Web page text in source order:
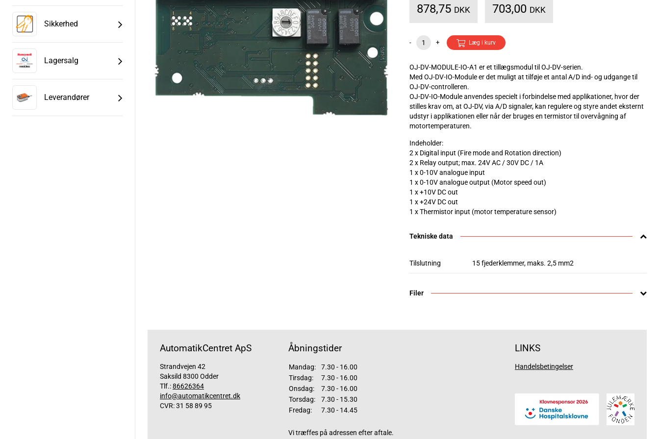
Sikkerhed
Lagersalg
Leverandører
878,75 DKK 703,00 DKK
- + Læg i kurv
OJ-DV-MODULE-IO-A1 er et tillægsmodul til OJ-DV-serien.
Med OJ-DV-IO-Module er det muligt at tilføje et antal A/D ind- og udgange til
OJ-DV-controlleren.
OJ-DV-IO-Module anvendes specielt i forbindelse med applikationer, hvor der
stilles krav om, at OJ-DV, via A/D signaler, kan regulere og styre andet eksternt
udstyr i applikationen eller når der bruges en termistor til overvågning af
motortemperaturen.
Indeholder:
2 x Digital input (Fire mode and Rotation direction)
2 x Relay output; max. 24V AC / 30V DC / 1A
1 x 0-10V analogue input
1 x 0-10V analogue output (Motor speed out)
1 x +10V DC out
1 x +24V DC out
1 x Thermistor input (motor temperature sensor)
Tekniske data
Tilslutning 15 fjederklemmer, maks. 2,5 mm2
Filer
AutomatikCentret ApS
Strandvejen 42
Saksild 8300 Odder
Tlf.:86626364
info@automatikcentret.dk
CVR: 31 58 89 95
Åbningstider
Mandag:
7.30 - 16.00
Tirsdag:
7.30 - 16.00
Onsdag:
7.30 - 16.00
Torsdag:
7.30 - 15.30
Fredag:
7.30 - 14.45
Vi træffes på adressen efter aftale.
LINKS
Handelsbetingelser